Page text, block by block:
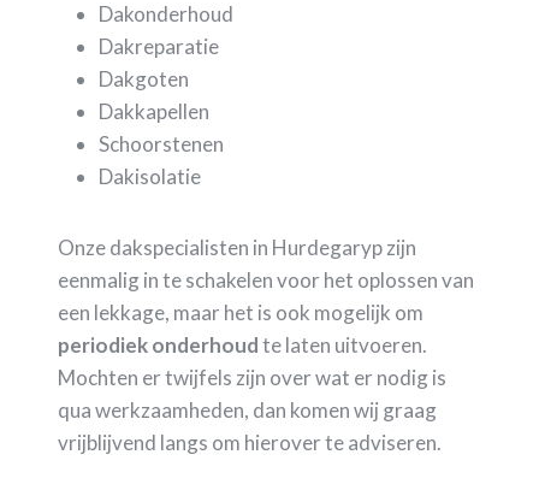
Dakonderhoud
Dakreparatie
Dakgoten
Dakkapellen
Schoorstenen
Dakisolatie
Onze dakspecialisten in Hurdegaryp zijn
eenmalig in te schakelen voor het oplossen van
een lekkage, maar het is ook mogelijk om
periodiekonderhoudte laten uitvoeren.
Mochten er twijfels zijn over wat er nodig is
qua werkzaamheden, dan komen wij graag
vrijblijvend langs om hierover te adviseren.